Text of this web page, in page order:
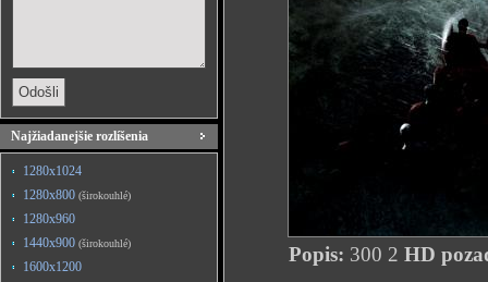
Najžiadanejšie rozlíšenia
1280x1024
1280x800 (širokouhlé)
1280x960
1440x900 (širokouhlé)
1600x1200
Popis: 300 2 HD